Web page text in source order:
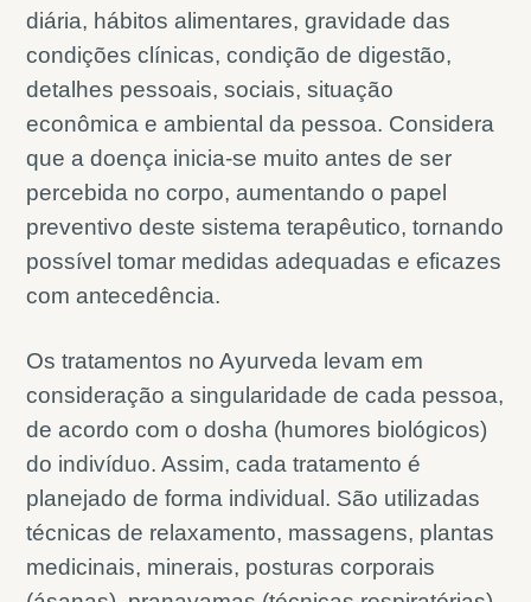
diária, hábitos alimentares, gravidade das
condições clínicas, condição de digestão,
detalhes pessoais, sociais, situação
econômica e ambiental da pessoa. Considera
que a doença inicia-se muito antes de ser
percebida no corpo, aumentando o papel
preventivo deste sistema terapêutico, tornando
possível tomar medidas adequadas e eficazes
com antecedência.
Os tratamentos no Ayurveda levam em
consideração a singularidade de cada pessoa,
de acordo com o dosha (humores biológicos)
do indivíduo. Assim, cada tratamento é
planejado de forma individual. São utilizadas
técnicas de relaxamento, massagens, plantas
medicinais, minerais, posturas corporais